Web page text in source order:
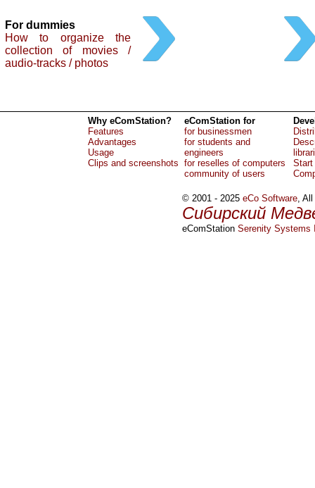
For dummies
How to organize the
collection of movies /
audio-tracks / photos
Why eComStation?
Features
Advantages
Usage
Clips and screenshots
eComStation for
for businessmen
for students and
engineers
for reselles of computers
community of users
Start
© 2001 - 2025 eCo Software, All
Сибирский
eComStation Serenity Systems